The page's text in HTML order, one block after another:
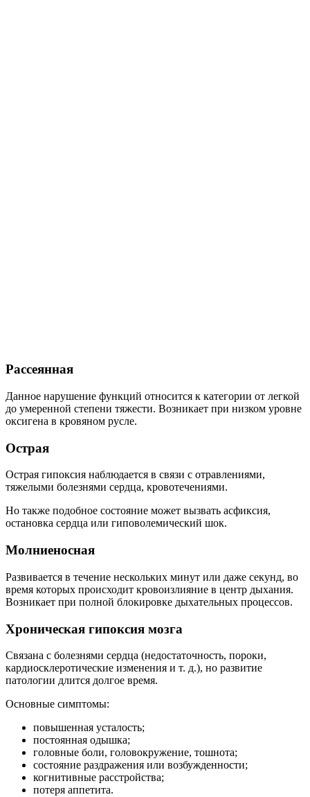
Рассеянная
Данное нарушение функций относится к категории от легкой
до умеренной степени тяжести. Возникает при низком уровне
оксигена в кровяном русле.
Острая
Острая гипоксия наблюдается в связи с отравлениями,
тяжелыми болезнями сердца, кровотечениями.
Но также подобное состояние может вызвать асфиксия,
остановка сердца или гиповолемический шок.
Молниеносная
Развивается в течение нескольких минут или даже секунд, во
время которых происходит кровоизлияние в центр дыхания.
Возникает при полной блокировке дыхательных процессов.
Хроническая гипоксия мозга
Связана с болезнями сердца (недостаточность, пороки,
кардиосклеротические изменения и т. д.), но развитие
патологии длится долгое время.
Основные симптомы:
повышенная усталость;
постоянная одышка;
головные боли, головокружение, тошнота;
состояние раздражения или возбужденности;
когнитивные расстройства;
потеря аппетита.